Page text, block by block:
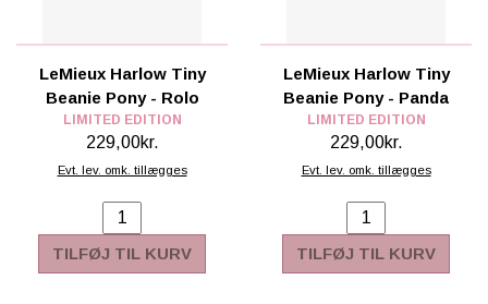
LeMieux Harlow Tiny
Beanie Pony - Rolo
LIMITED EDITION
229,00kr.
Evt. lev. omk. tillægges
TILFØJ TIL KURV
LeMieux Harlow Tiny
Beanie Pony - Panda
LIMITED EDITION
229,00kr.
Evt. lev. omk. tillægges
TILFØJ TIL KURV